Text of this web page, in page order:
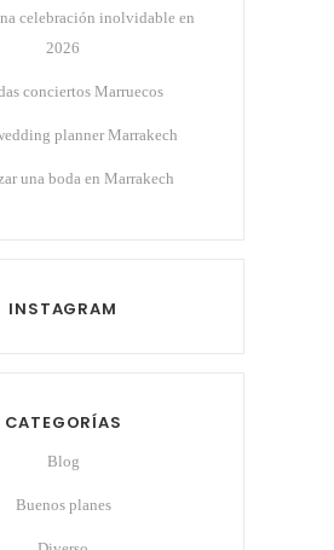
celebración inolvidable en
2026
conciertos Marruecos
planner Marrakech
una boda en Marrakech
INSTAGRAM
CATEGORÍAS
Blog
Buenos planes